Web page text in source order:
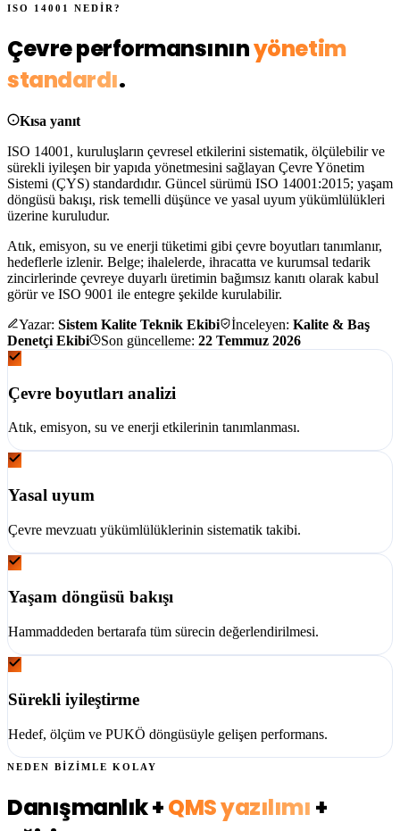
ISO 14001 NEDİR?
Çevre performansınınyönetim
standardı.
Kısa yanıt
ISO 14001, kuruluşların çevresel etkilerini sistematik, ölçülebilir ve
sürekli iyileşen bir yapıda yönetmesini sağlayan Çevre Yönetim
Sistemi (ÇYS) standardıdır. Güncel sürümü ISO 14001:2015; yaşam
döngüsü bakışı, risk temelli düşünce ve yasal uyum yükümlülükleri
üzerine kuruludur.
Atık, emisyon, su ve enerji tüketimi gibi çevre boyutları tanımlanır,
hedeflerle izlenir. Belge; ihalelerde, ihracatta ve kurumsal tedarik
zincirlerinde çevreye duyarlı üretimin bağımsız kanıtı olarak kabul
görür ve ISO 9001 ile entegre şekilde kurulabilir.
Yazar: Sistem Kalite Teknik Ekibi İnceleyen: Kalite & Baş
Denetçi Ekibi
Son güncelleme: 22 Temmuz 2026
Çevre boyutları analizi
Atık, emisyon, su ve enerji etkilerinin tanımlanması.
Yasal uyum
Çevre mevzuatı yükümlülüklerinin sistematik takibi.
Yaşam döngüsü bakışı
Hammaddeden bertarafa tüm sürecin değerlendirilmesi.
Sürekli iyileştirme
Hedef, ölçüm ve PUKÖ döngüsüyle gelişen performans.
NEDEN BİZİMLE KOLAY
Danışmanlık +QMS yazılımı +